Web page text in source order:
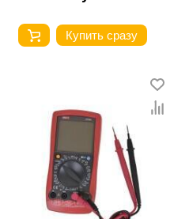
Купить сразу